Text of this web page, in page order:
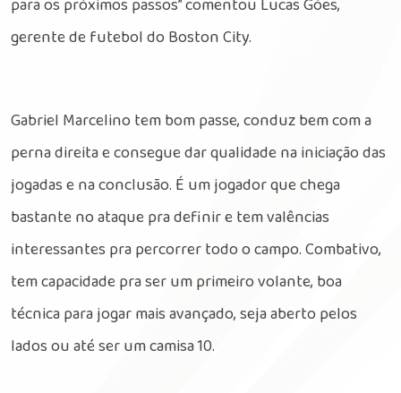
gerente de futebol do Boston City.
Gabriel Marcelino tem bom passe, conduz bem com a
perna direita e consegue dar qualidade na iniciação das
jogadas e na conclusão. É um jogador que chega
bastante no ataque pra definir e tem valências
interessantes pra percorrer todo o campo. Combativo,
tem capacidade pra ser um primeiro volante, boa
técnica para jogar mais avançado, seja aberto pelos
lados ou até ser um camisa 10.